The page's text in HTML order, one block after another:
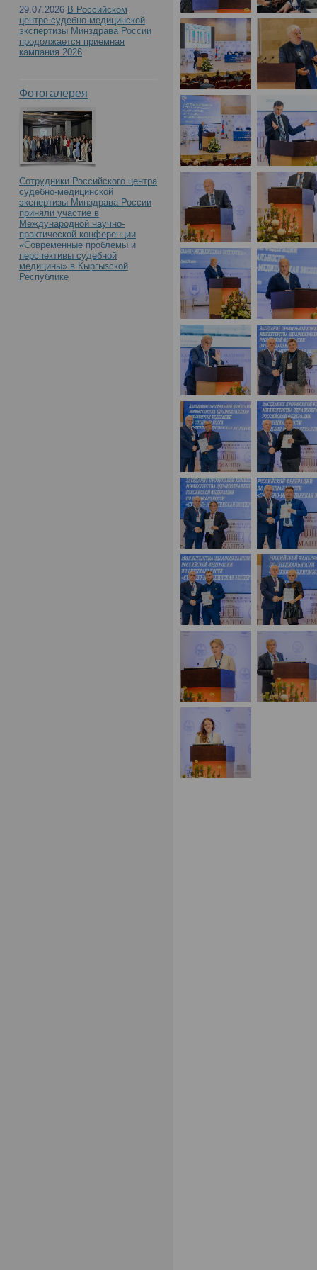
29.07.2026 В Российском
центре судебно-медицинской
экспертизы Минздрава России
продолжается приемная
кампания 2026
Фотогалерея
Сотрудники Российского центра
судебно-медицинской
экспертизы Минздрава России
приняли участие в
Международной научно-
практической конференции
«Современные проблемы и
перспективы судебной
медицины» в Кыргызской
Республике